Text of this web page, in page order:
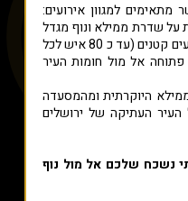
למגוון אירועים:
על שדרת ממילא ונוף מגדל
דוד. (2) שני חדרים מעוצבים לאירועים קטנים (עד כ 80 איש לכל
פתוחה אל מול חומות העיר
היוקרתית ומהמסעדה
העתיקה של ירושלים
נשכח שלכם אל מול נוף